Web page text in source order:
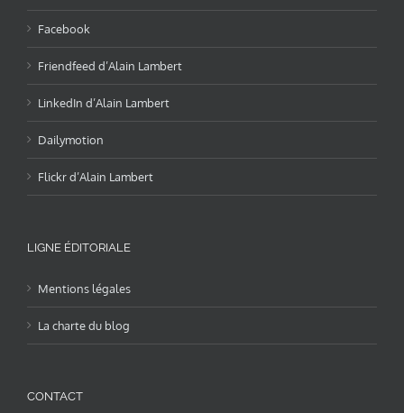
Facebook
Friendfeed d’Alain Lambert
LinkedIn d’Alain Lambert
Dailymotion
Flickr d’Alain Lambert
LIGNE ÉDITORIALE
Mentions légales
La charte du blog
CONTACT